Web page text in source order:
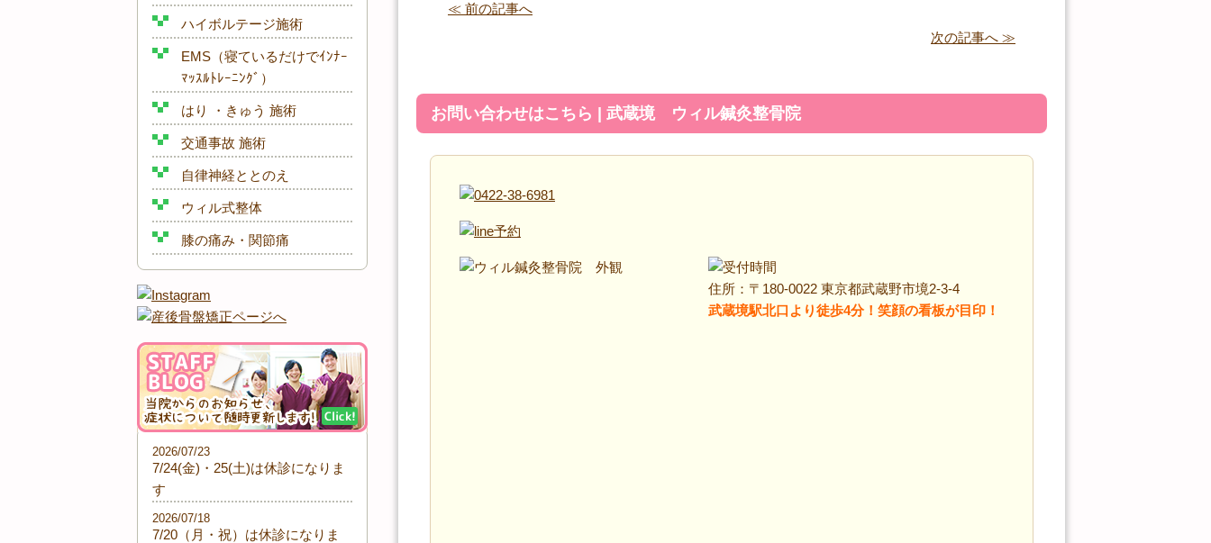
≪ 前の記事へ
次の記事へ ≫
お問い合わせはこちら | 武蔵境 ウィル鍼灸整骨院
住所：〒180-0022 東京都武蔵野市境2-3-4
武蔵境駅北口より徒歩4分！笑顔の看板が目印！
ハイボルテージ施術
EMS（寝ているだけでｲﾝﾅｰ
ﾏｯｽﾙﾄﾚｰﾆﾝｸﾞ）
はり ・きゅう 施術
交通事故 施術
自律神経ととのえ
ウィル式整体
膝の痛み・関節痛
7/24(金)・25(土)は休診になりま
す
2026/07/23
7/20（月・祝）は休診になりま
2026/07/18